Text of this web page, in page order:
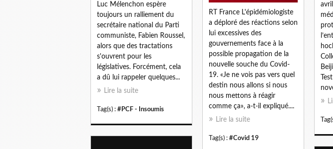
RT France L'épidémiologiste
a déploré des réactions selon
lui excessives des
gouvernements face à la
possible propagation de la
nouvelle souche du Covid-
19. «Je ne vois pas vers quel
destin nous allons si nous
nous mettons à réagir
comme ça», a-t-il expliqué....
Lire la suite
Tag(s) : #Covid 19
Luc Mélenchon espère
toujours un ralliement du
secrétaire national du Parti
communiste, Fabien Roussel,
alors que des tractations
s'ouvrent pour les
législatives. Forcément, cela
a dû lui rappeler quelques...
Lire la suite
Tag(s) : #PCF - Insoumis